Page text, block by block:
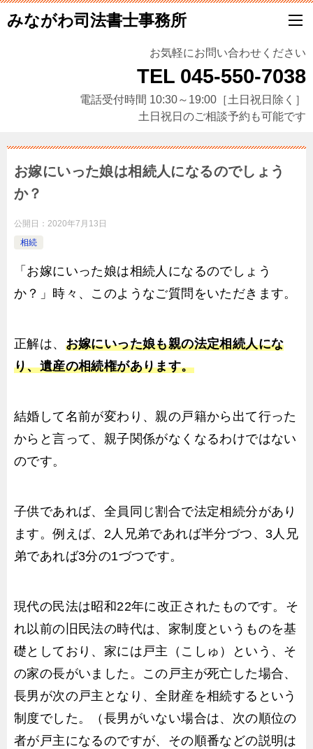
みながわ司法書士事務所
お気軽にお問い合わせください
TEL 045-550-7038
電話受付時間 10:30～19:00［土日祝日除く］
土日祝日のご相談予約も可能です
お嫁にいった娘は相続人になるのでしょう
か？
公開日： 2020年7月13日
相続
「お嫁にいった娘は相続人になるのでしょう
か？」時々、このようなご質問をいただきます。
正解は、 お嫁にいった娘も親の法定相続人にな
り、遺産の相続権があります。
結婚して名前が変わり、親の戸籍から出て行った
からと言って、親子関係がなくなるわけではない
のです。
子供であれば、全員同じ割合で法定相続分があり
ます。例えば、2人兄弟であれば半分づつ、3人兄
弟であれば3分の1づつです。
現代の民法は昭和22年に改正されたものです。そ
れ以前の旧民法の時代は、家制度というものを基
礎としており、家には戸主（こしゅ）という、そ
の家の長がいました。この戸主が死亡した場合、
長男が次の戸主となり、全財産を相続するという
制度でした。（長男がいない場合は、次の順位の
者が戸主になるのですが、その順番などの説明は